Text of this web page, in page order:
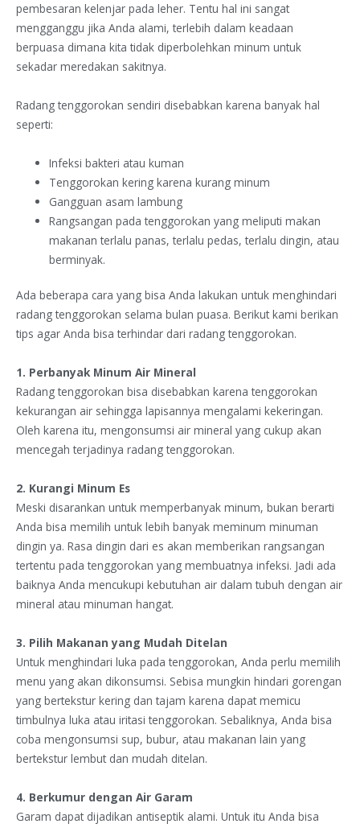
pembesaran kelenjar pada leher. Tentu hal ini sangat
mengganggu jika Anda alami, terlebih dalam keadaan
berpuasa dimana kita tidak diperbolehkan minum untuk
sekadar meredakan sakitnya.
Radang tenggorokan sendiri disebabkan karena banyak hal
seperti:
Infeksi bakteri atau kuman
Tenggorokan kering karena kurang minum
Gangguan asam lambung
Rangsangan pada tenggorokan yang meliputi makan
makanan terlalu panas, terlalu pedas, terlalu dingin, atau
berminyak.
Ada beberapa cara yang bisa Anda lakukan untuk menghindari
radang tenggorokan selama bulan puasa. Berikut kami berikan
tips agar Anda bisa terhindar dari radang tenggorokan.
1. Perbanyak Minum Air Mineral
Radang tenggorokan bisa disebabkan karena tenggorokan
kekurangan air sehingga lapisannya mengalami kekeringan.
Oleh karena itu, mengonsumsi air mineral yang cukup akan
mencegah terjadinya radang tenggorokan.
2. Kurangi Minum Es
Meski disarankan untuk memperbanyak minum, bukan berarti
Anda bisa memilih untuk lebih banyak meminum minuman
dingin ya. Rasa dingin dari es akan memberikan rangsangan
tertentu pada tenggorokan yang membuatnya infeksi. Jadi ada
baiknya Anda mencukupi kebutuhan air dalam tubuh dengan air
mineral atau minuman hangat.
3. Pilih Makanan yang Mudah Ditelan
Untuk menghindari luka pada tenggorokan, Anda perlu memilih
menu yang akan dikonsumsi. Sebisa mungkin hindari gorengan
yang bertekstur kering dan tajam karena dapat memicu
timbulnya luka atau iritasi tenggorokan. Sebaliknya, Anda bisa
coba mengonsumsi sup, bubur, atau makanan lain yang
bertekstur lembut dan mudah ditelan.
4. Berkumur dengan Air Garam
Garam dapat dijadikan antiseptik alami. Untuk itu Anda bisa